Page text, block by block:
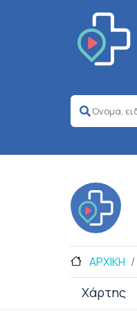
ΑΡΧΙΚΗ
Χάρτης